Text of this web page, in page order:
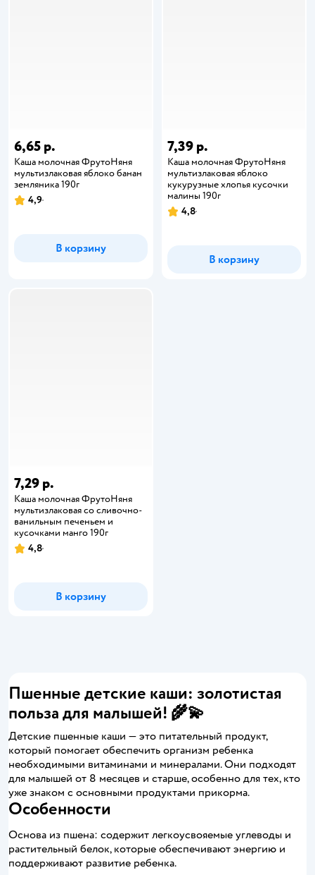
6,65 р.
Каша молочная ФрутоНяня
мультизлаковая яблоко банан
земляника 190г
4,9
В корзину
7,39 р.
Каша молочная ФрутоНяня
мультизлаковая яблоко
кукурузные хлопья кусочки
малины 190г
4,8
В корзину
7,29 р.
Каша молочная ФрутоНяня
мультизлаковая со сливочно-
ванильным печеньем и
кусочками манго 190г
4,8
В корзину
Пшенные детские каши: золотистая
польза для малышей! 🌾💫
Детские пшенные каши — это питательный продукт,
который помогает обеспечить организм ребенка
необходимыми витаминами и минералами. Они подходят
для малышей от 8 месяцев и старше, особенно для тех, кто
уже знаком с основными продуктами прикорма.
Особенности
Основа из пшена: содержит легкоусвояемые углеводы и
растительный белок, которые обеспечивают энергию и
поддерживают развитие ребенка.